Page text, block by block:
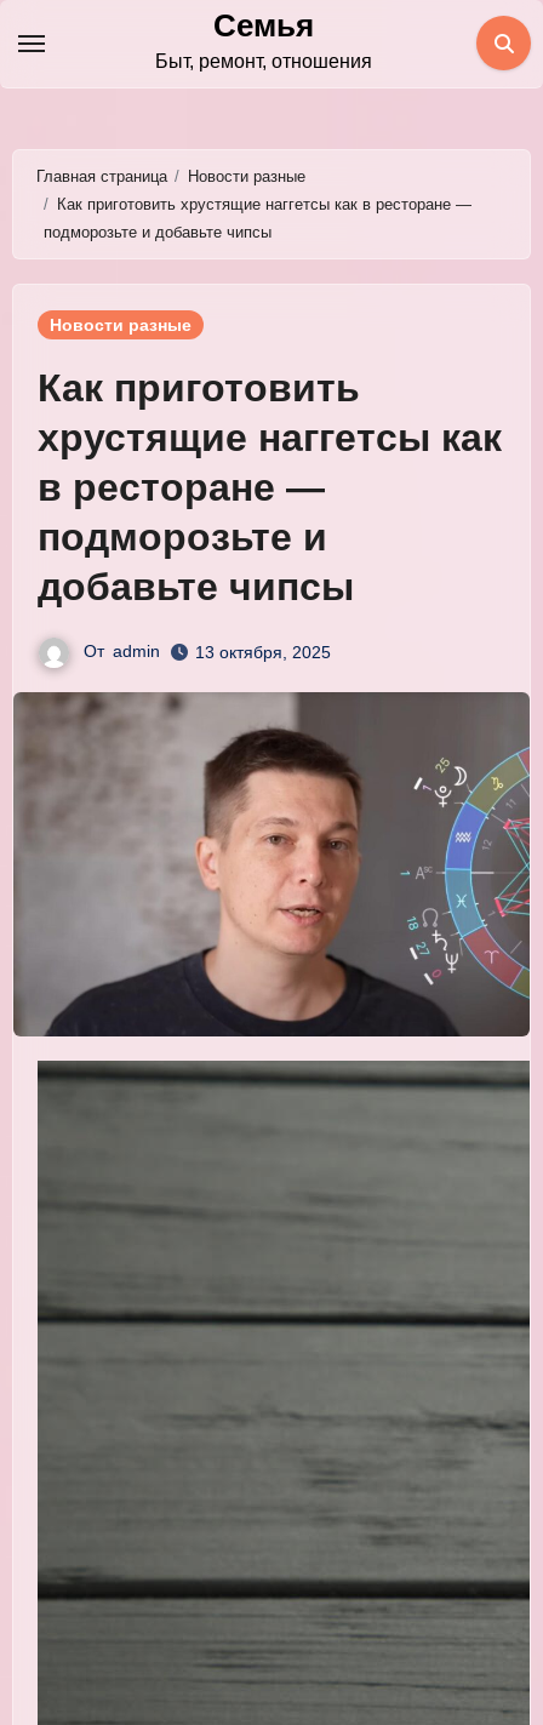
содержимому
Семья
Быт, ремонт, отношения
Главная страница
Новости разные
Как приготовить хрустящие наггетсы как в ресторане —
подморозьте и добавьте чипсы
Новости разные
Как приготовить
хрустящие наггетсы как
в ресторане —
подморозьте и
добавьте чипсы
От admin 13 октября, 2025